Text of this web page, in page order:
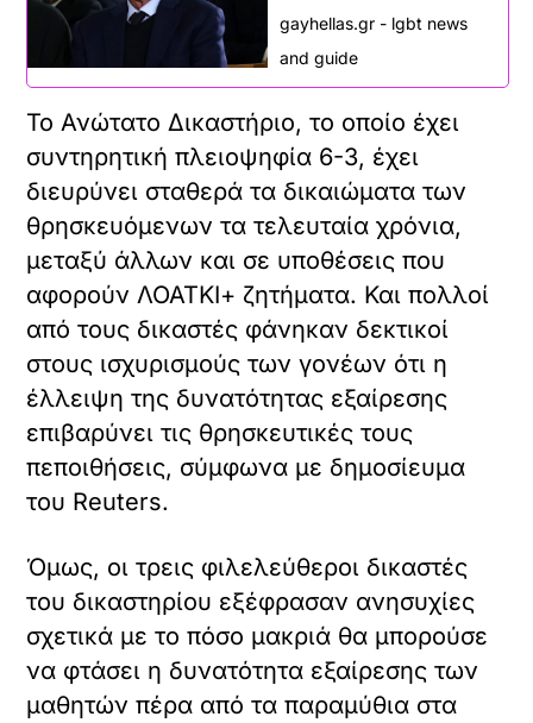
gayhellas.gr - lgbt news
and guide
Το Ανώτατο Δικαστήριο, το οποίο έχει
συντηρητική πλειοψηφία 6-3, έχει
διευρύνει σταθερά τα δικαιώματα των
θρησκευόμενων τα τελευταία χρόνια,
μεταξύ άλλων και σε υποθέσεις που
αφορούν ΛΟΑΤΚΙ+ ζητήματα. Και πολλοί
από τους δικαστές φάνηκαν δεκτικοί
στους ισχυρισμούς των γονέων ότι η
έλλειψη της δυνατότητας εξαίρεσης
επιβαρύνει τις θρησκευτικές τους
πεποιθήσεις, σύμφωνα με δημοσίευμα
του Reuters.
Όμως, οι τρεις φιλελεύθεροι δικαστές
του δικαστηρίου εξέφρασαν ανησυχίες
σχετικά με το πόσο μακριά θα μπορούσε
να φτάσει η δυνατότητα εξαίρεσης των
μαθητών πέρα από τα παραμύθια στα